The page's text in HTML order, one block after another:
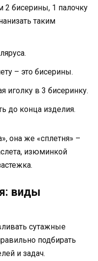
2 бисерины, 1 палочку
таким
– это бисерины.
иголку в 3 бисеринку.
до конца изделия.
она же «сплетня» –
изюминкой
виды
сутажные
подбирать
и задач.